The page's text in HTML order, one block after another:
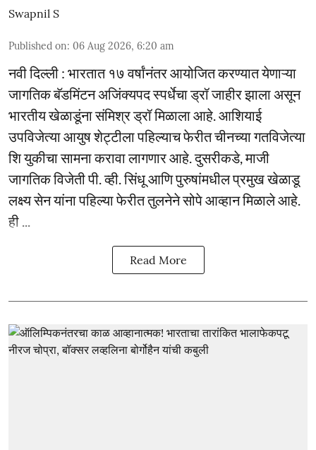
Swapnil S
Published on: 06 Aug 2026, 6:20 am
नवी दिल्ली : भारतात १७ वर्षांनंतर आयोजित करण्यात येणाऱ्या
जागतिक बॅडमिंटन अजिंक्यपद स्पर्धेचा ड्रॉ जाहीर झाला असून
भारतीय खेळाडूंना संमिश्र ड्रॉ मिळाला आहे. आशियाई
उपविजेत्या आयुष शेट्टीला पहिल्याच फेरीत चीनच्या गतविजेत्या
शि युकीचा सामना करावा लागणार आहे. दुसरीकडे, माजी
जागतिक विजेती पी. व्ही. सिंधू आणि पुरुषांमधील प्रमुख खेळाडू
लक्ष्य सेन यांना पहिल्या फेरीत तुलनेने सोपे आव्हान मिळाले आहे.
ही ...
Read More